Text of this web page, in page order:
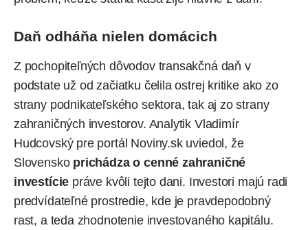
Daň odháňa nielen domácich
Z pochopiteľných dôvodov transakčná daň v
podstate už od začiatku čelila ostrej kritike ako zo
strany podnikateľského sektora, tak aj zo strany
zahraničných investorov. Analytik Vladimír
Hudcovský pre portál Noviny.sk uviedol, že
Slovensko prichádza o cenné zahraničné
investície práve kvôli tejto dani. Investori majú radi
predvídateľné prostredie, kde je pravdepodobný
rast, a teda zhodnotenie investovaného kapitálu.